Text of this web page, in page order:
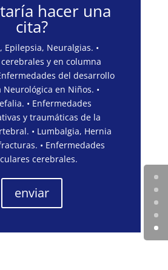
hacer una
cita?
Epilepsia, Neuralgias. •
y en columna
del desarrollo
en Niños. •
• Enfermedades
y traumáticas de la
• Lumbalgia, Hernia
• Enfermedades
cerebrales.
enviar